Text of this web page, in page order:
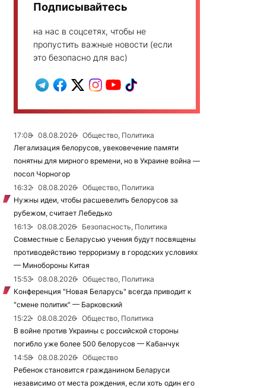
Подписывайтесь
на нас в соцсетях, чтобы не
пропустить важные новости (если
это безопасно для вас)
17:08 08.08.2026
Общество, Политика
Легализация белорусов, увековечение памяти
понятны для мирного времени, но в Украине война —
посол Чорногор
16:32
08.08.2026
Общество, Политика
Нужны идеи, чтобы расшевелить белорусов за
рубежом, считает Лебедько
16:13
08.08.2026
Безопасность, Политика
Совместные с Беларусью учения будут посвящены
противодействию терроризму в городских условиях
— Минобороны Китая
15:53
08.08.2026
Общество, Политика
Конференция "Новая Беларусь" всегда приводит к
"смене политик" — Барковский
15:22
08.08.2026
Общество, Политика
В войне против Украины с российской стороны
погибло уже более 500 белорусов — Кабанчук
14:58
08.08.2026
Общество
Ребенок становится гражданином Беларуси
независимо от места рождения, если хоть один его